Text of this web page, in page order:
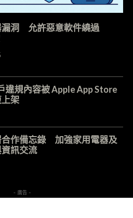
洞 允許惡意軟件繞過
違規內容被 Apple App Store
架
合作備忘錄 加強家用電器及
訊交流
- 廣告 -